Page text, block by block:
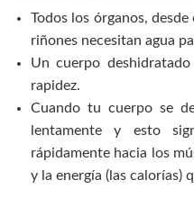
Todos los órganos,
riñones necesitan agua
Un cuerpo
rapidez.
Cuando tu cuerpo se
lentamente y esto
rápidamente hacia los
y la energía (las calorías)